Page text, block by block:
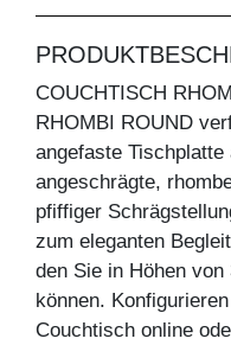
COUCHTISCH
RHOMBI ROUND
angefaste
angeschrägte,
pfiffiger
zum eleganten
den Sie in Höhen
können.
Couchtisch online